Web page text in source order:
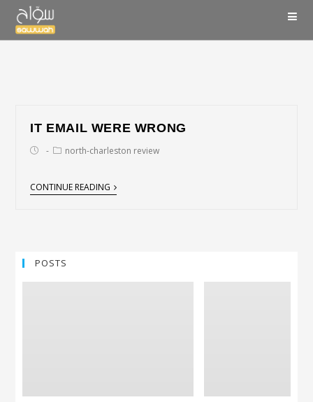
IT EMAIL WERE WRONG
north-charleston review
CONTINUE READING
POSTS